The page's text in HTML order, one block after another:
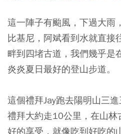
這一陣子有颱風，下過大雨
比基尼，阿斌看到水就直接
畔到四堵古道，我們幾乎是
炎炎夏日最好的登山步道。
這個禮拜Jay跑去陽明山三
禮拜大約走10公里，在山
好的享受，就像吃到好吃的